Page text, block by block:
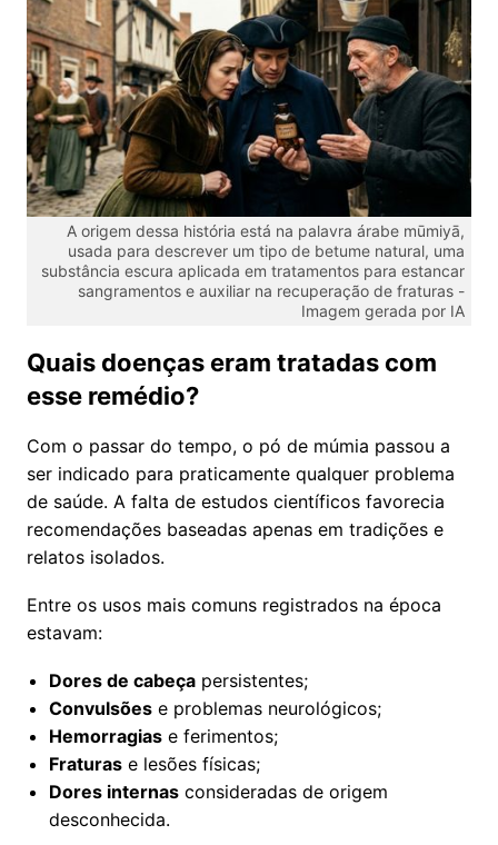
A origem dessa história está na palavra árabe mūmiyā,
usada para descrever um tipo de betume natural, uma
substância escura aplicada em tratamentos para estancar
sangramentos e auxiliar na recuperação de fraturas -
Imagem gerada por IA
Quais doenças eram tratadas com
esse remédio?
Com o passar do tempo, o pó de múmia passou a
ser indicado para praticamente qualquer problema
de saúde. A falta de estudos científicos favorecia
recomendações baseadas apenas em tradições e
relatos isolados.
Entre os usos mais comuns registrados na época
estavam:
Dores de cabeça persistentes;
Convulsões e problemas neurológicos;
Hemorragias e ferimentos;
Fraturas e lesões físicas;
Dores internas consideradas de origem
desconhecida.